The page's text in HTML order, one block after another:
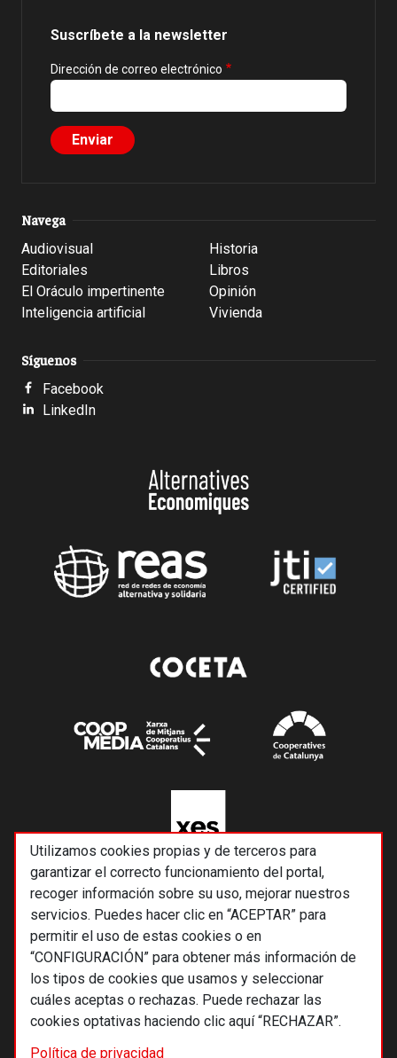
Utilizamos cookies propias y de terceros para
garantizar el correcto funcionamiento del portal,
recoger información sobre su uso, mejorar nuestros
servicios. Puedes hacer clic en “ACEPTAR” para
permitir el uso de estas cookies o en
“CONFIGURACIÓN” para obtener más información de
los tipos de cookies que usamos y seleccionar
cuáles aceptas o rechazas. Puede rechazar las
cookies optativas haciendo clic aquí “RECHAZAR”.
Política de privacidad
Suscríbete a la newsletter
Dirección de correo electrónico
Navega
Audiovisual
Editoriales
El Oráculo impertinente
Inteligencia artificial
Historia
Libros
Opinión
Vivienda
Síguenos
Facebook
LinkedIn
© 2026 Alternativas económicas SCCL